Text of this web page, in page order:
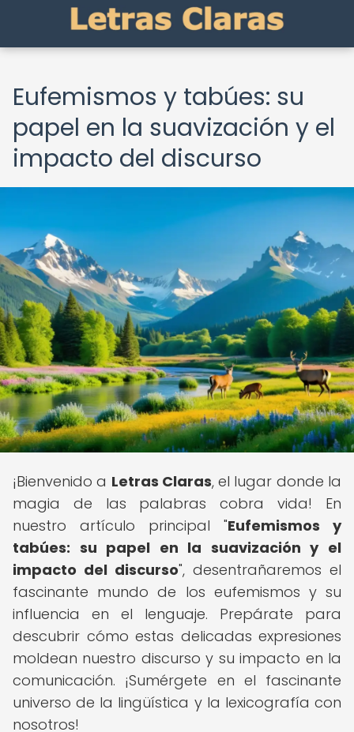
Eufemismos y tabúes: su
papel en la suavización y el
impacto del discurso
¡Bienvenido a Letras Claras, el lugar donde la
magia de las palabras cobra vida! En
nuestro artículo principal "Eufemismos y
tabúes: su papel en la suavización y el
impacto del discurso", desentrañaremos el
fascinante mundo de los eufemismos y su
influencia en el lenguaje. Prepárate para
descubrir cómo estas delicadas expresiones
moldean nuestro discurso y su impacto en la
comunicación. ¡Sumérgete en el fascinante
universo de la lingüística y la lexicografía con
nosotros!